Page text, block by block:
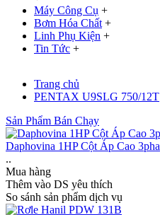
Máy Công Cụ +
Bơm Hóa Chất +
Linh Phụ Kiện +
Tin Tức +
Trang chủ
PENTAX U9SLG 750/12T
Sản Phẩm Bán Chạy
Daphovina 1HP Cột Áp Cao 3pha
..
Mua hàng
Thêm vào DS yêu thích
So sánh sản phẩm dịch vụ